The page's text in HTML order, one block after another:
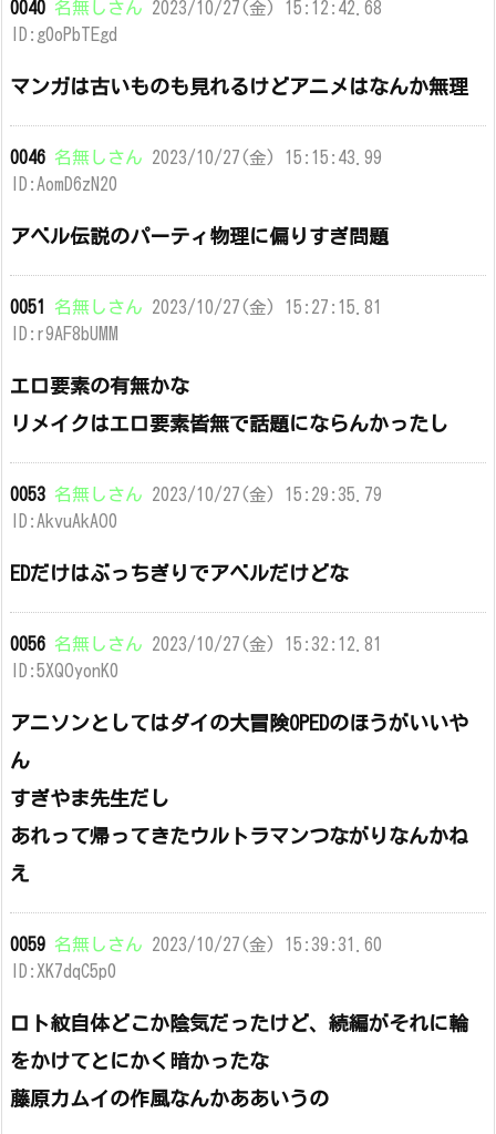
0040 名無しさん 2023/10/27(金) 15:12:42.68
ID:g0oPbTEgd
マンガは古いものも見れるけどアニメはなんか無理
0046 名無しさん 2023/10/27(金) 15:15:43.99
ID:AomD6zN20
アベル伝説のパーティ物理に偏りすぎ問題
0051 名無しさん 2023/10/27(金) 15:27:15.81
ID:r9AF8bUMM
エロ要素の有無かな
リメイクはエロ要素皆無で話題にならんかったし
0053 名無しさん 2023/10/27(金) 15:29:35.79
ID:AkvuAkAO0
EDだけはぶっちぎりでアベルだけどな
0056 名無しさん 2023/10/27(金) 15:32:12.81
ID:5XQOyonK0
アニソンとしてはダイの大冒険OPEDのほうがいいや
ん
すぎやま先生だし
あれって帰ってきたウルトラマンつながりなんかね
え
0059 名無しさん 2023/10/27(金) 15:39:31.60
ID:XK7dqC5p0
ロト紋自体どこか陰気だったけど、続編がそれに輪
をかけてとにかく暗かったな
藤原カムイの作風なんかああいうの